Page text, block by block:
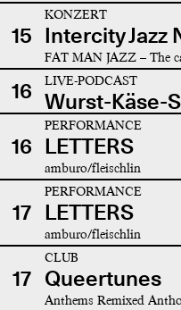
15
KONZERT
Intercity Jazz
FAT MAN JAZZ – The
16 LIVE-PODCAST
Wurst-Käse-
16
PERFORMANCE
LETTERS
amburo/fleischlin
17
PERFORMANCE
LETTERS
amburo/fleischlin
17
CLUB
Queertunes
Anthems Remixed